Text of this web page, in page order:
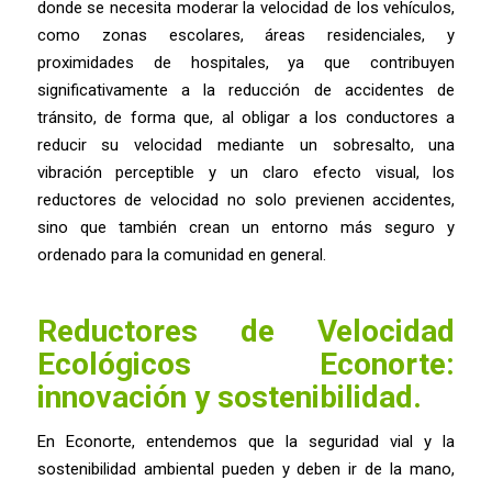
donde se necesita moderar la velocidad de los vehículos,
como zonas escolares, áreas residenciales, y
proximidades de hospitales, ya que contribuyen
significativamente a la reducción de accidentes de
tránsito, de forma que, al obligar a los conductores a
reducir su velocidad mediante un sobresalto, una
vibración perceptible y un claro efecto visual, los
reductores de velocidad no solo previenen accidentes,
sino que también crean un entorno más seguro y
ordenado para la comunidad en general.
Reductores de Velocidad
Ecológicos Econorte:
innovación y sostenibilidad.
En Econorte, entendemos que la seguridad vial y la
sostenibilidad ambiental pueden y deben ir de la mano,